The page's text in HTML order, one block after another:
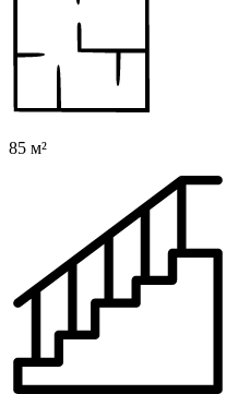
85 м²